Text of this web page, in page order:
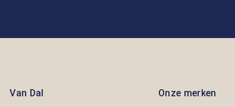
Van Dal Onze merken